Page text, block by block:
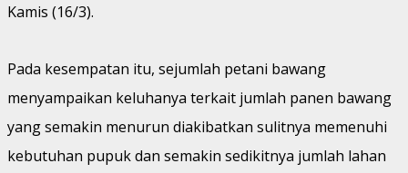
Kamis (16/3).
Pada kesempatan itu, sejumlah petani bawang
menyampaikan keluhanya terkait jumlah panen bawang
yang semakin menurun diakibatkan sulitnya memenuhi
kebutuhan pupuk dan semakin sedikitnya jumlah lahan